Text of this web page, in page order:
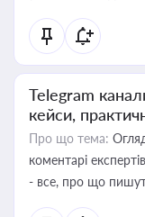
Telegram
кейси,
Про що тема:
коментарі
- все, про що